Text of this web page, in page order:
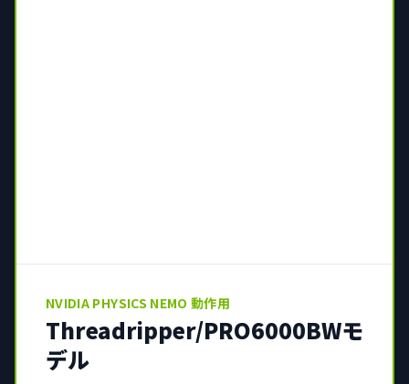
NVIDIA PHYSICS NEMO 動作用
Threadripper/PRO6000BWモ
デル